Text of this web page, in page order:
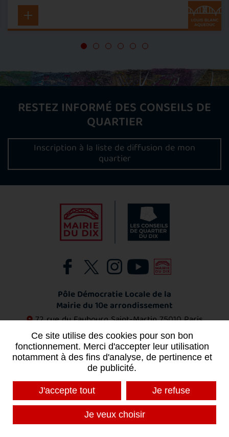
RESTEZ INFORMÉ DES CONSEILS DE
QUARTIER
Inscription à la liste de diffusion de mon
quartier
Pôle Démocratie Locale de la
Mairie du 10e arrondissement
72 rue du Faubourg Saint-Martin75010 Paris
01 53 72 11 53
Contact
MENTIONS LÉGALES
PLAN DU SITE
DONNÉES PERSONNELLES
Ce site utilise des cookies pour son bon
fonctionnement. Merci d'accepter leur utilisation
notamment à des fins d'analyse, de pertinence et
de publicité.
J'accepte tout Je refuse
Je veux choisir